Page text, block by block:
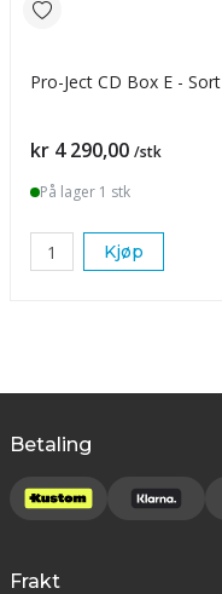
Pro-Ject CD Box E - Sort
Pris
kr 4 290,00 /stk
På lager 1 stk
Kjøp
Betaling
Frakt